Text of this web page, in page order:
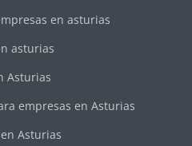
en asturias
asturias
Asturias
empresas en Asturias
Asturias